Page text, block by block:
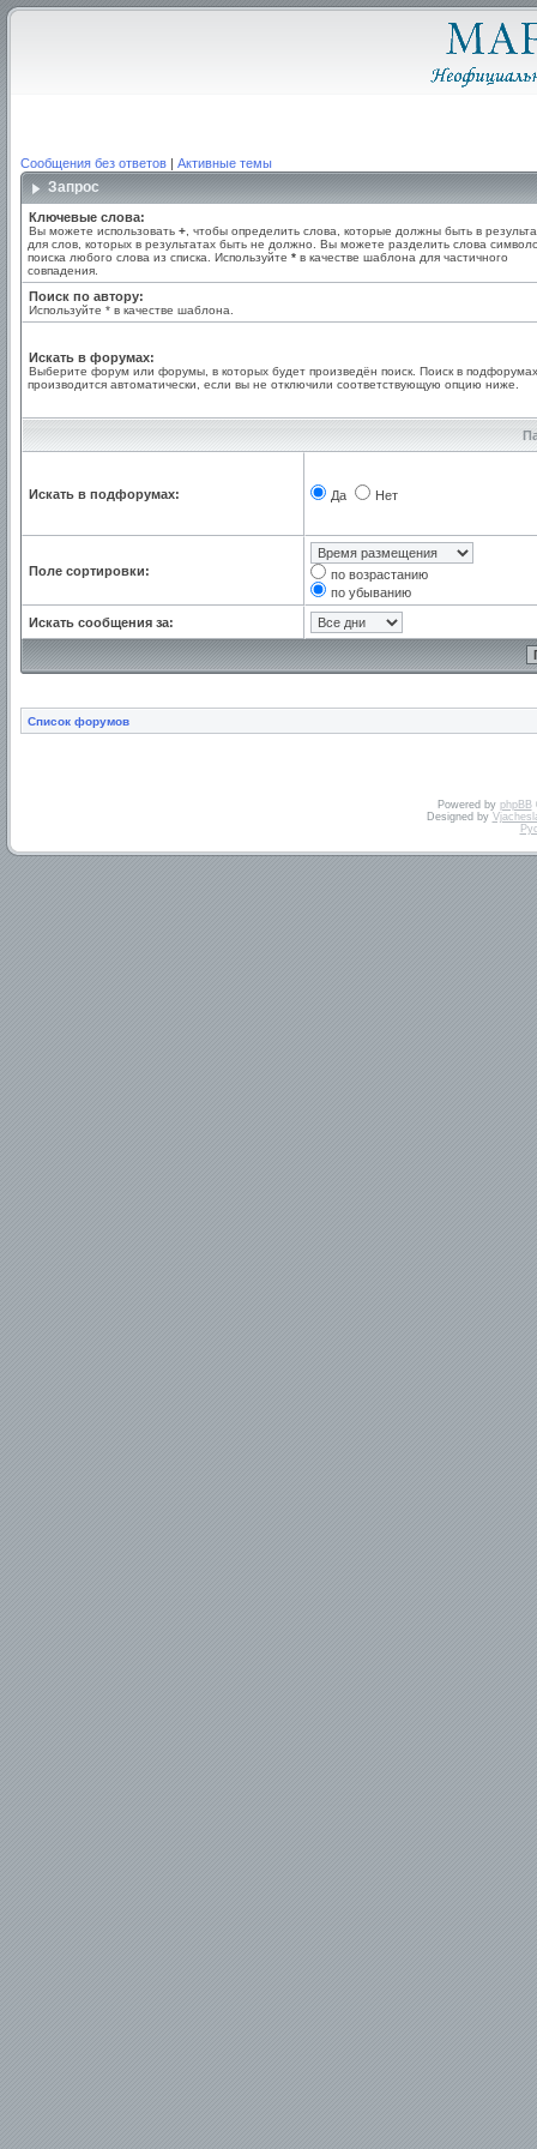
Сообщения без ответов | Активные темы
Запрос
Ключевые слова:
Вы можете использовать + , чтобы определить слова, которые должны быть в
для слов, которых в результатах быть не должно. Вы можете разделить слова
поиска любого слова из списка. Используйте * в качестве шаблона для частичного
совпадения.
Поиск по автору:
Используйте * в качестве шаблона.
Искать в форумах:
Выберите форум или форумы, в которых будет произведён поиск. Поиск в подфорумах
производится автоматически, если вы не отключили соответствующую опцию ниже.
Искать в подфорумах: Да Нет
Поле сортировки:
по возрастанию
по убыванию
Искать сообщения за:
Список форумов
Powered by phpBB
Designed by